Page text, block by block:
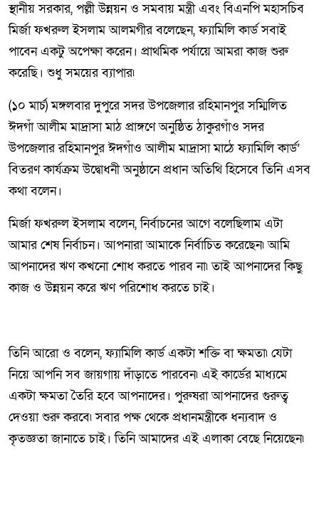
স্থানীয় সরকার, পল্লী উন্নয়ন ও সমবায় মন্ত্রী এবং বিএনপি মহাসচিব
মির্জা ফখরুল ইসলাম আলমগীর বলেছেন, ফ্যামিলি কার্ড সবাই
পাবেন একটু অপেক্ষা করেন। প্রাথমিক পর্যায়ে আমরা কাজ শুরু
করেছি। শুধু সময়ের ব্যাপার৷
(১০ মার্চ) মঙ্গলবার দুপুরে সদর উপজেলার রহিমানপুর সম্মিলিত
ঈদগাঁ আলীম মাদ্রাসা মাঠ প্রাঙ্গণে অনুষ্ঠিত ঠাকুরগাঁও সদর
উপজেলার রহিমানপুর ঈদগাঁও আলীম মাদ্রাসা মাঠে ফ্যামিলি কার্ড’
বিতরণ কার্যক্রম উদ্বোধনী অনুষ্ঠানে প্রধান অতিথি হিসেবে তিনি এসব
কথা বলেন।
মির্জা ফখরুল ইসলাম বলেন, নির্বাচনের আগে বলেছিলাম এটা
আমার শেষ নির্বাচন। আপনারা আমাকে নির্বাচিত করেছেন৷ আমি
আপনাদের ঋণ কখনো শোধ করতে পারব না৷ তাই আপনাদের কিছু
কাজ ও উন্নয়ন করে ঋণ পরিশোধ করতে চাই।
তিনি আরো ও বলেন, ফ্যামিলি কার্ড একটা শক্তি বা ক্ষমতা৷ যেটা
নিয়ে আপনি সব জায়গায় দাঁড়াতে পারবেন৷ এই কার্ডের মাধ্যমে
একটা ক্ষমতা তৈরি হবে আপনাদের। পুরুষরা আপনাদের গুরুত্ব
দেওয়া শুরু করবে৷ সবার পক্ষ থেকে প্রধানমন্ত্রীকে ধন্যবাদ ও
কৃতজ্ঞতা জানাতে চাই। তিনি আমাদের এই এলাকা বেছে নিয়েছেন৷